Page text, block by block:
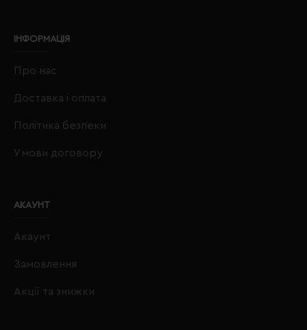
ІНФОРМАЦІЯ
Про нас
Доставка і оплата
Політика безпеки
Умови договору
АКАУНТ
Акаунт
Замовлення
Акції та знижки